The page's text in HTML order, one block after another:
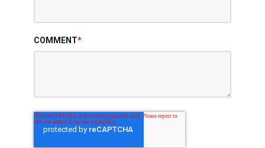
COMMENT*